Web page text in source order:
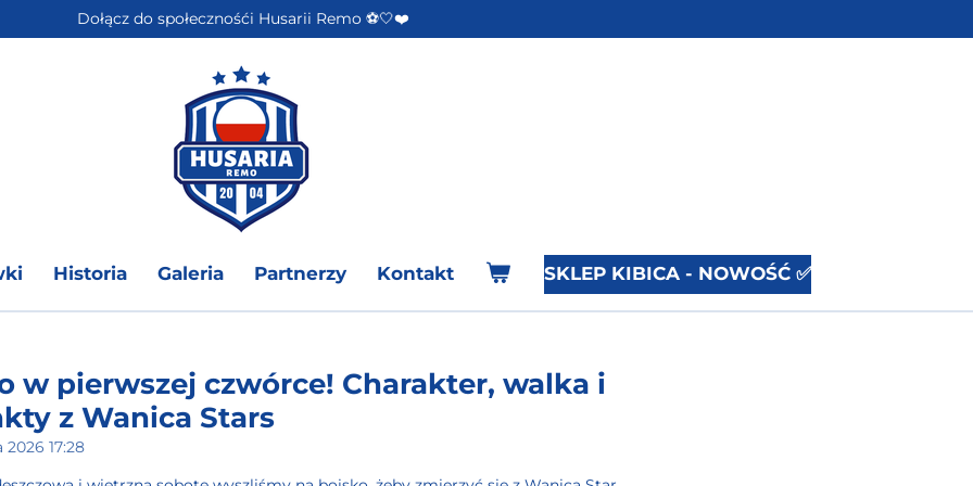
Dołącz do społecznośći Husarii Remo ⚽️🤍❤️
Historia Galeria Partnerzy Kontakt SKLEP KIBICA - NOWOŚĆ ✅
w pierwszej czwórce! Charakter, walka i
z Wanica Stars
17:28